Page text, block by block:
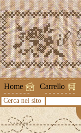
Home Carrello
Cerca nel sito